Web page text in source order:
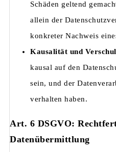
Schäden geltend
allein der
konkreter Nachweis
Kausalität und
kausal auf den
sein, und der
verhalten haben.
Art. 6 DSGVO:
Datenübermittlung